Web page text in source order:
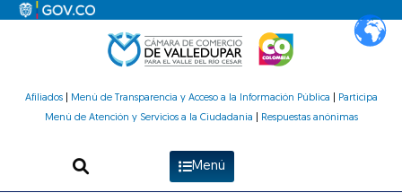
Afiliados| Menú de Transparencia y Acceso a la Información Pública
Participa
Menú de Atención y Servicios a la Ciudadanía
Respuestas anónimas
Menú